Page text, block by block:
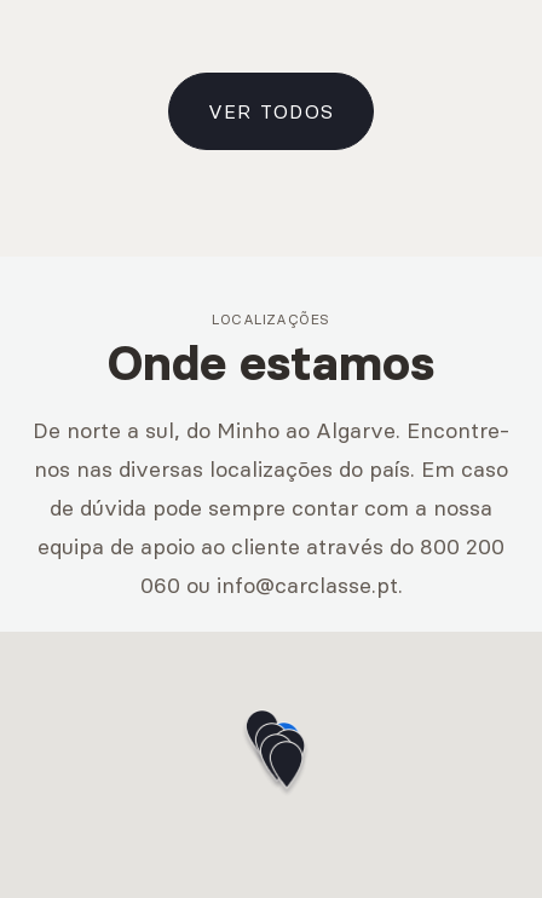
VER TODOS
LOCALIZAÇÕES
Onde estamos
De norte a sul, do Minho ao Algarve. Encontre-
nos nas diversas localizações do país. Em caso
de dúvida pode sempre contar com a nossa
equipa de apoio ao cliente através do 800 200
060 ou info@carclasse.pt.